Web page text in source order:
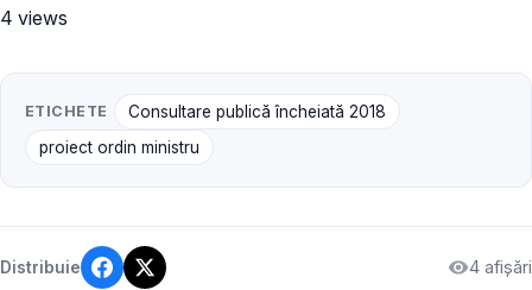
4 views
ETICHETE
Consultare publică încheiată 2018
proiect ordin ministru
Distribuie 4 afișări